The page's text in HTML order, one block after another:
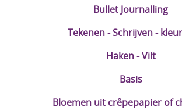
Bullet Journalling
Tekenen - Schrijven -
Haken - Vilt
Basis
Bloemen uit crêpepapier of